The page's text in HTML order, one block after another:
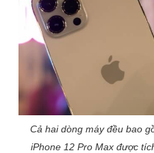
Cả hai dòng máy đều bao
iPhone 12 Pro Max được